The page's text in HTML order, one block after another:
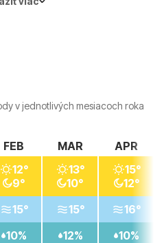
v jednotlivých mesiacoch roka
FEB
12°
9°
15°
10%
MAR
13°
10°
15°
12%
APR
15°
12°
16°
10%